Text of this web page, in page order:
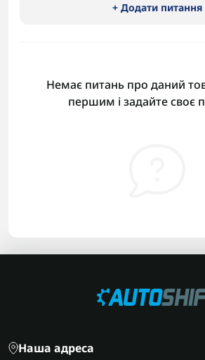
+ Додати питання
Немає питань про даний
першим і задайте своє
Наша адреса